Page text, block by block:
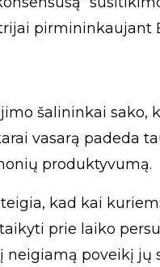
pirmininkaujant
šalininkai sako,
vasarą padeda
produktyvumą.
kad kai
prie laiko
neigiamą poveikį jų